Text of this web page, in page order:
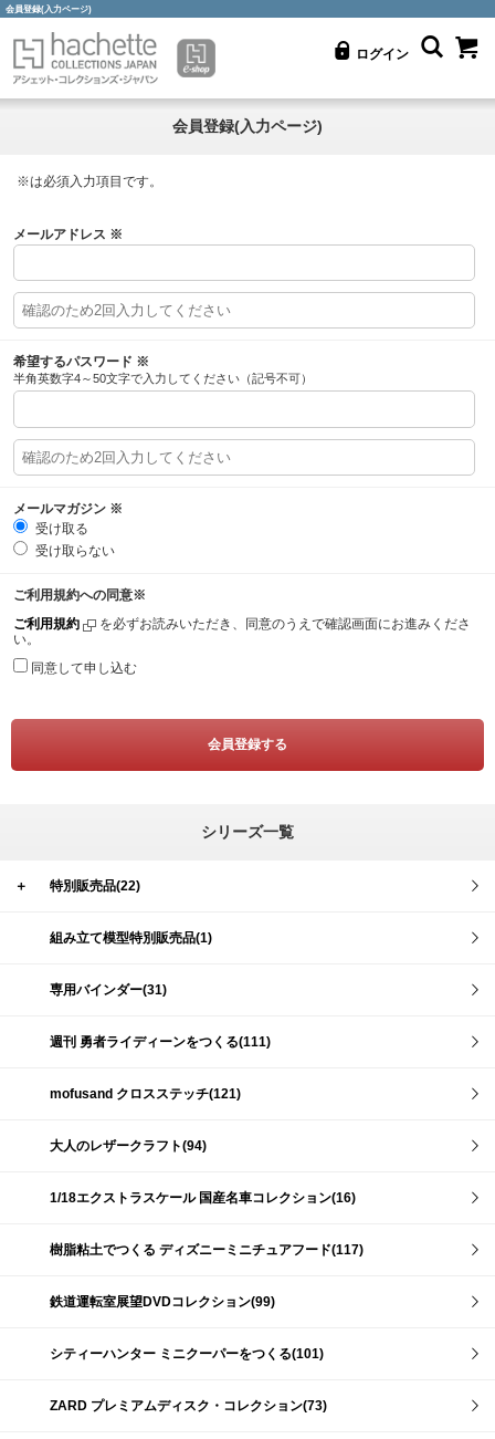
会員登録(入力ページ)
ログイン
会員登録(入力ページ)
※は必須入力項目です。
メールアドレス ※
希望するパスワード ※
半角英数字4～50文字で入力してください（記号不可）
メールマガジン ※
受け取る
受け取らない
ご利用規約への同意※
ご利用規約
を必ずお読みいただき、同意のうえで確認画面にお進みくださ
い。
同意して申し込む
シリーズ一覧
＋ 特別販売品(22)
組み立て模型特別販売品(1)
専用バインダー(31)
週刊 勇者ライディーンをつくる(111)
mofusand クロスステッチ(121)
大人のレザークラフト(94)
1/18エクストラスケール 国産名車コレクション(16)
樹脂粘土でつくる ディズニーミニチュアフード(117)
鉄道運転室展望DVDコレクション(99)
シティーハンター ミニクーパーをつくる(101)
ZARD プレミアムディスク・コレクション(73)